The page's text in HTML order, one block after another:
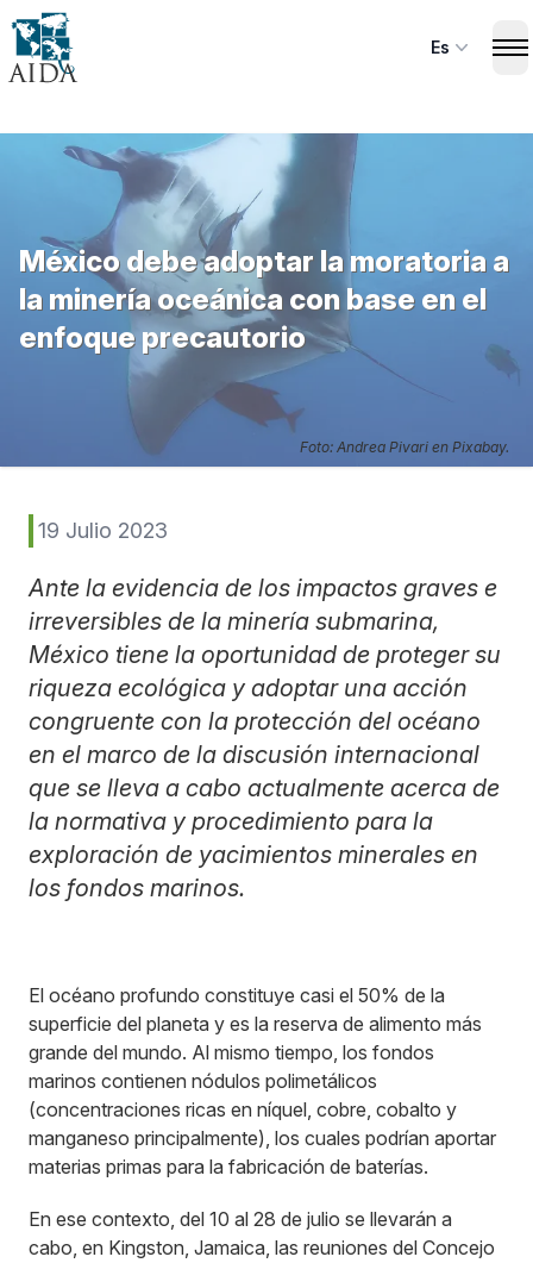
Skip
main
Es
México debe adoptar la moratoria a
la minería oceánica con base en el
enfoque precautorio
Foto: Andrea Pivari en Pixabay.
19 Julio 2023
Ante la evidencia de los impactos graves e
irreversibles de la minería submarina,
México tiene la oportunidad de proteger su
riqueza ecológica y adoptar una acción
congruente con la protección del océano
en el marco de la discusión internacional
que se lleva a cabo actualmente acerca de
la normativa y procedimiento para la
exploración de yacimientos minerales en
los fondos marinos.
El océano profundo constituye casi el 50% de la
superficie del planeta y es la reserva de alimento más
grande del mundo. Al mismo tiempo, los fondos
marinos contienen nódulos polimetálicos
(concentraciones ricas en níquel, cobre, cobalto y
manganeso principalmente), los cuales podrían aportar
materias primas para la fabricación de baterías.
En ese contexto, del 10 al 28 de julio se llevarán a
cabo, en Kingston, Jamaica, las reuniones del Concejo